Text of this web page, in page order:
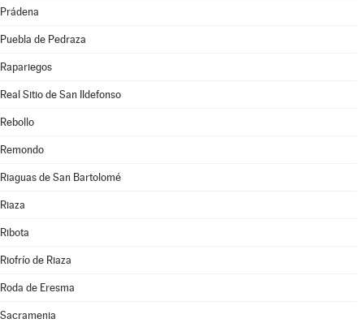
Prádena
Puebla de Pedraza
Rapariegos
Real Sitio de San Ildefonso
Rebollo
Remondo
Riaguas de San Bartolomé
Riaza
Ribota
Riofrío de Riaza
Roda de Eresma
Sacramenia